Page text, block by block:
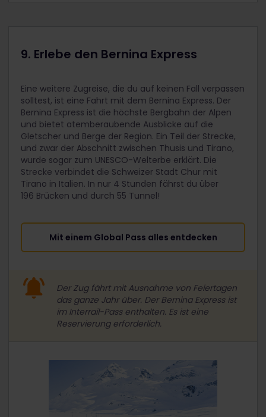
9. Erlebe den Bernina Express
Eine weitere Zugreise, die du auf keinen Fall verpassen
solltest, ist eine Fahrt mit dem Bernina Express. Der
Bernina Express ist die höchste Bergbahn der Alpen
und bietet atemberaubende Ausblicke auf die
Gletscher und Berge der Region. Ein Teil der Strecke,
und zwar der Abschnitt zwischen Thusis und Tirano,
wurde sogar zum UNESCO-Welterbe erklärt. Die
Strecke verbindet die Schweizer Stadt Chur mit
Tirano in Italien. In nur 4 Stunden fährst du über
196 Brücken und durch 55 Tunnel!
Mit einem Global Pass alles entdecken
Der Zug fährt mit Ausnahme von Feiertagen
das ganze Jahr über. Der Bernina Express ist
im Interrail-Pass enthalten. Es ist eine
Reservierung erforderlich.